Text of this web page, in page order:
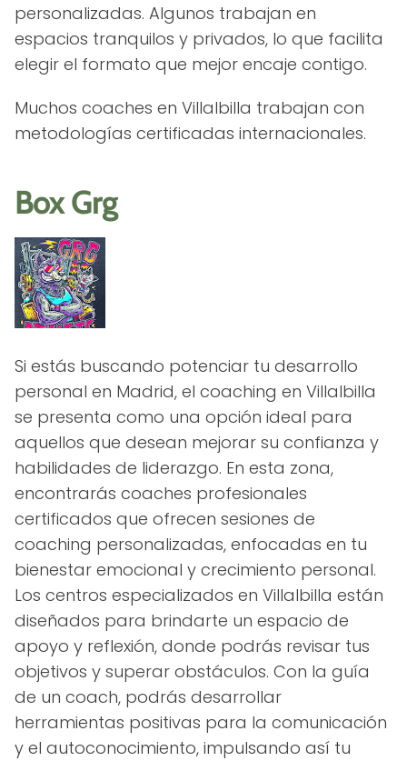
personalizadas. Algunos trabajan en
espacios tranquilos y privados, lo que facilita
elegir el formato que mejor encaje contigo.
Muchos coaches en Villalbilla trabajan con
metodologías certificadas internacionales.
Box Grg
Si estás buscando potenciar tu desarrollo
personal en Madrid, el coaching en Villalbilla
se presenta como una opción ideal para
aquellos que desean mejorar su confianza y
habilidades de liderazgo. En esta zona,
encontrarás coaches profesionales
certificados que ofrecen sesiones de
coaching personalizadas, enfocadas en tu
bienestar emocional y crecimiento personal.
Los centros especializados en Villalbilla están
diseñados para brindarte un espacio de
apoyo y reflexión, donde podrás revisar tus
objetivos y superar obstáculos. Con la guía
de un coach, podrás desarrollar
herramientas positivas para la comunicación
y el autoconocimiento, impulsando así tu